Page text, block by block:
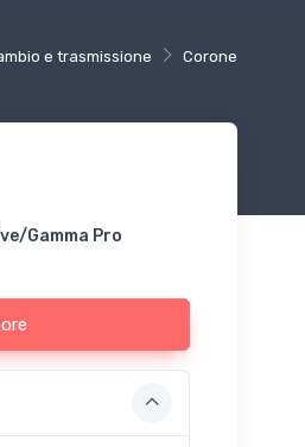
e trasmissione Corone
Gamma Pro